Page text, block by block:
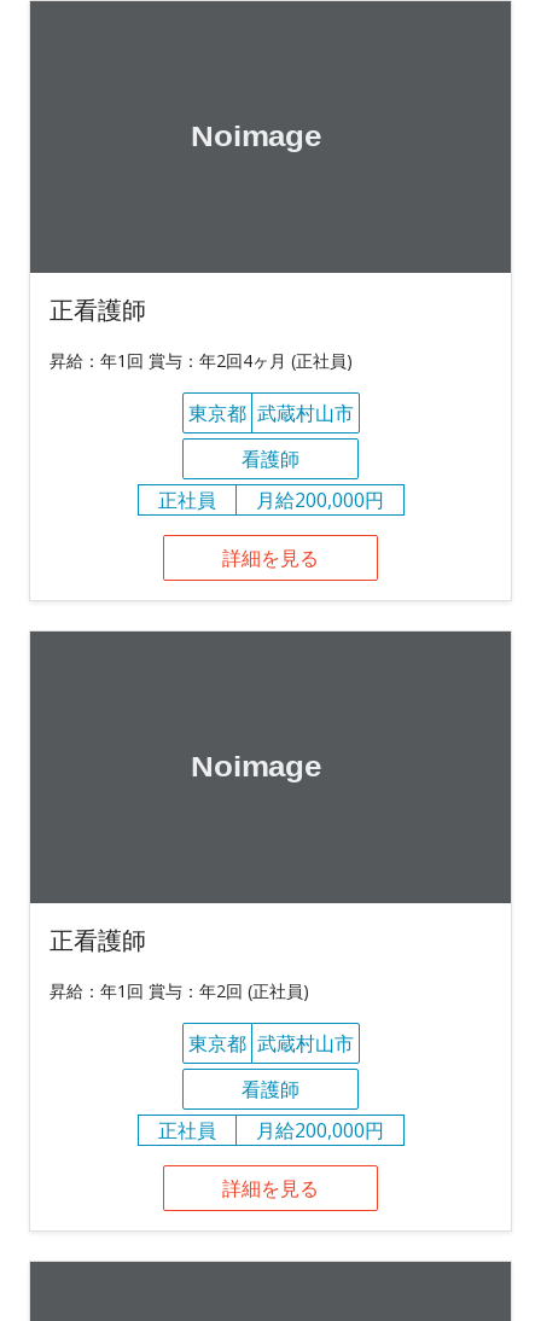
正看護師
昇給：年1回 賞与：年2回4ヶ月 (正社員)
東京都 武蔵村山市
看護師
正社員
月給200,000円
詳細を見る
正看護師
昇給：年1回 賞与：年2回 (正社員)
東京都 武蔵村山市
看護師
正社員
月給200,000円
詳細を見る